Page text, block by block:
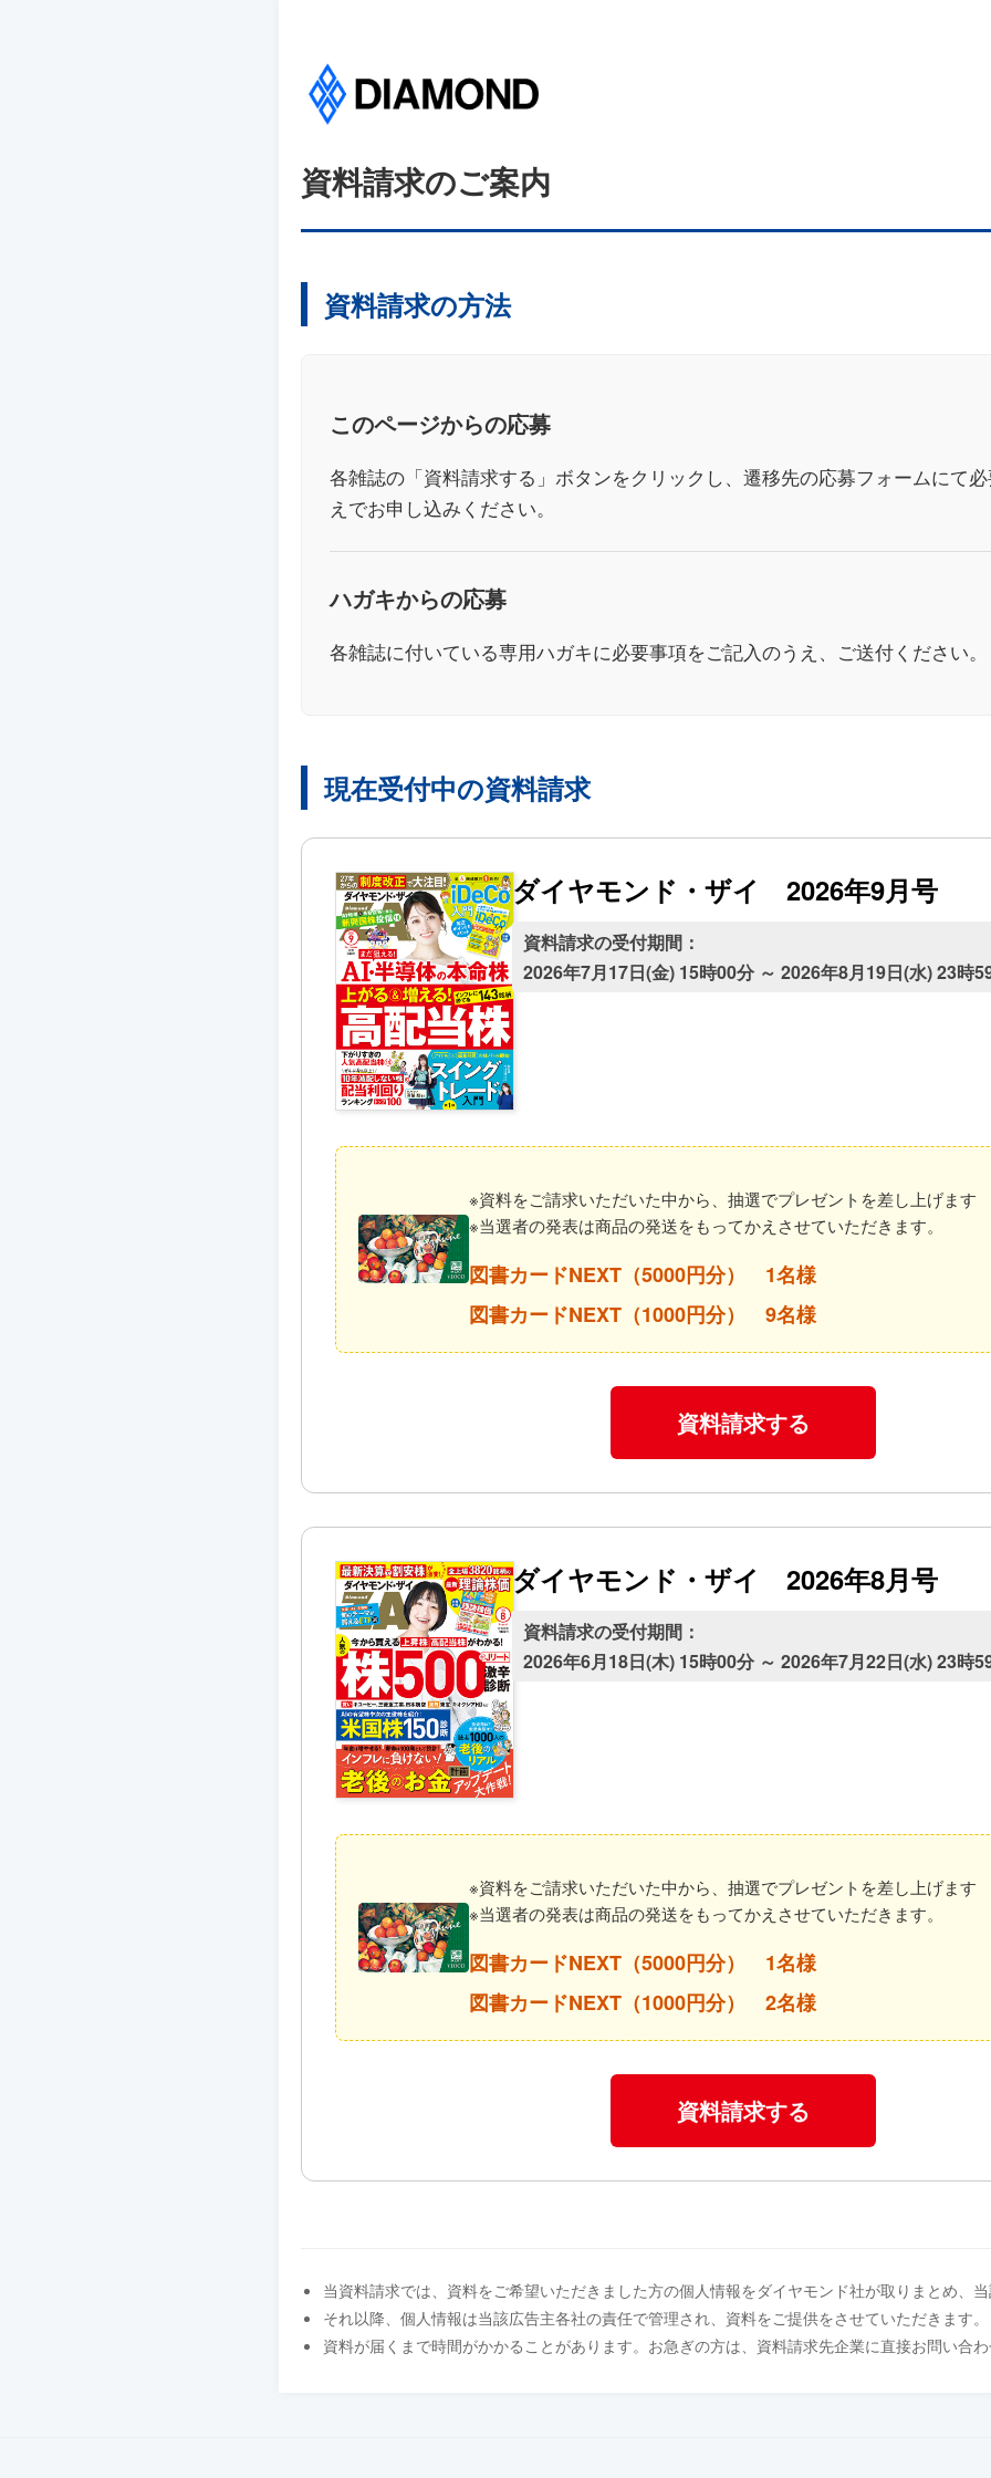
資料請求のご案内
資料請求の方法
このページからの応募
各雑誌の「資料請求する」ボタンをクリックし、遷移先の応募フォームにて
えでお申し込みください。
ハガキからの応募
各雑誌に付いている専用ハガキに必要事項をご記入のうえ、ご送付ください。
現在受付中の資料請求
ダイヤモンド・ザイ 2026年9月号
資料請求の受付期間：
2026年7月17日(金) 15時00分 ～ 2026年8月19日(水) 23時
※資料をご請求いただいた中から、抽選でプレゼントを差し上げます
※当選者の発表は商品の発送をもってかえさせていただきます。
図書カードNEXT（5000円分） 1名様
図書カードNEXT（1000円分） 9名様
資料請求する
ダイヤモンド・ザイ 2026年8月号
資料請求の受付期間：
2026年6月18日(木) 15時00分 ～ 2026年7月22日(水) 23時
※資料をご請求いただいた中から、抽選でプレゼントを差し上げます
※当選者の発表は商品の発送をもってかえさせていただきます。
図書カードNEXT（5000円分） 1名様
図書カードNEXT（1000円分） 2名様
資料請求する
当資料請求では、資料をご希望いただきました方の個人情報をダイヤモンド社が取りまとめ、
それ以降、個人情報は当該広告主各社の責任で管理され、資料をご提供をさせていただきます。
資料が届くまで時間がかかることがあります。お急ぎの方は、資料請求先企業に直接お問い合